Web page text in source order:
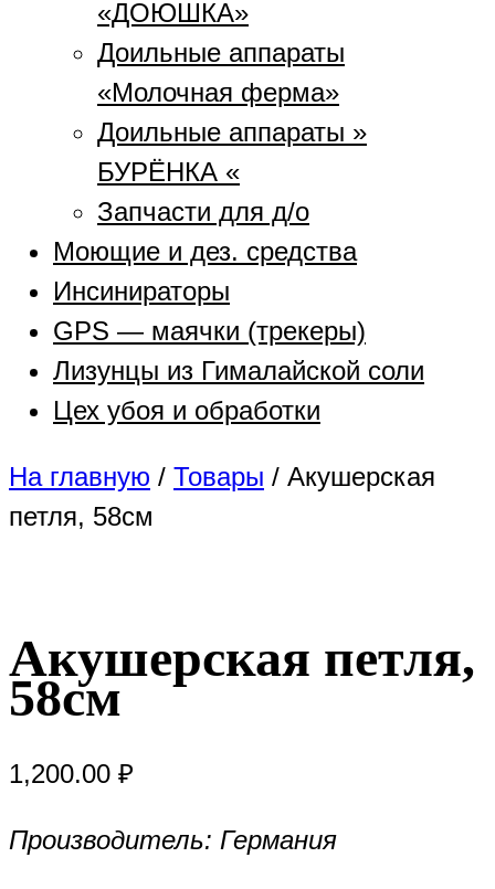
«ДОЮШКА»
Доильные аппараты
«Молочная ферма»
Доильные аппараты »
БУРЁНКА «
Запчасти для д/о
Моющие и дез. средства
Инсинираторы
GPS — маячки (трекеры)
Лизунцы из Гималайской соли
Цех убоя и обработки
На главную / Товары / Акушерская
петля, 58см
Акушерская петля,
58см
1,200.00 ₽
Производитель: Германия